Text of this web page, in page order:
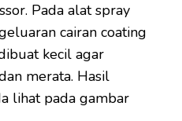
Pada alat spray
cairan coating
kecil agar
merata. Hasil
lihat pada gambar